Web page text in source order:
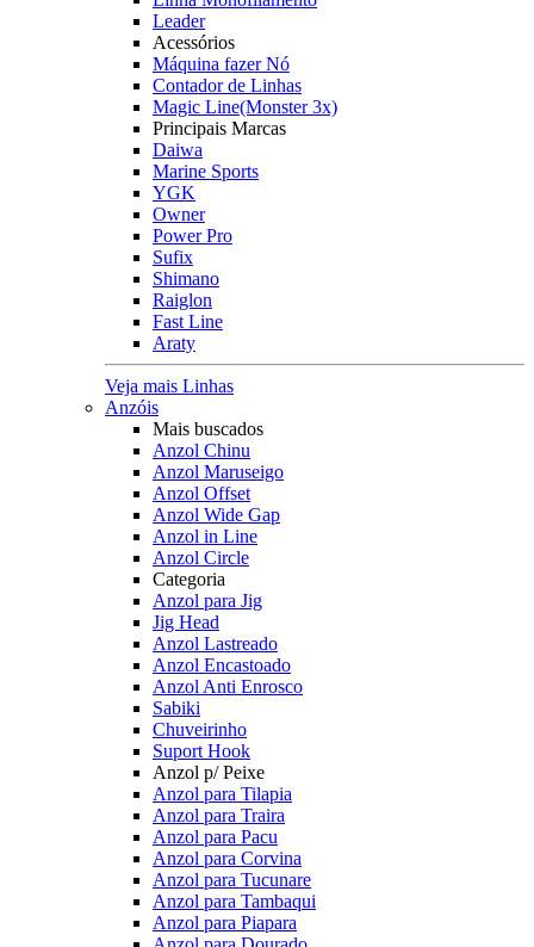
Leader
Acessórios
Máquina fazer Nó
Contador de Linhas
Magic Line(Monster 3x)
Principais Marcas
Daiwa
Marine Sports
YGK
Owner
Power Pro
Sufix
Shimano
Raiglon
Fast Line
Araty
Veja mais Linhas
Anzóis
Mais buscados
Anzol Chinu
Anzol Maruseigo
Anzol Offset
Anzol Wide Gap
Anzol in Line
Anzol Circle
Categoria
Anzol para Jig
Jig Head
Anzol Lastreado
Anzol Encastoado
Anzol Anti Enrosco
Sabiki
Chuveirinho
Suport Hook
Anzol p/ Peixe
Anzol para Tilapia
Anzol para Traira
Anzol para Pacu
Anzol para Corvina
Anzol para Tucunare
Anzol para Tambaqui
Anzol para Piapara